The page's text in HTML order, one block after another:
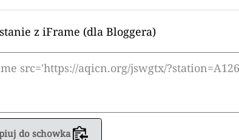
z iFrame (dla Bloggera)
do schowka